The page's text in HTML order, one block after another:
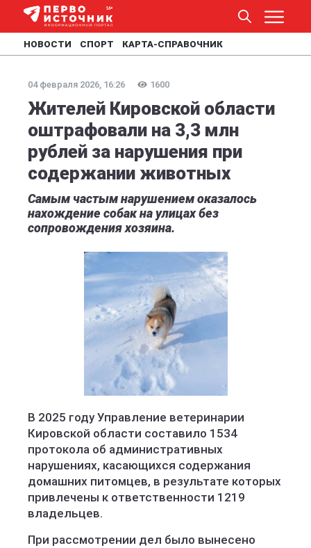
НОВОСТИ СПОРТ КАРТА-СПРАВОЧНИК
04 февраля 2026, 16:26 1600
Жителей Кировской области
оштрафовали на 3,3 млн
рублей за нарушения при
содержании животных
Самым частым нарушением оказалось
нахождение собак на улицах без
сопровождения хозяина.
В 2025 году Управление ветеринарии
Кировской области составило 1534
протокола об административных
нарушениях, касающихся содержания
домашних питомцев, в результате которых
привлечены к ответственности 1219
владельцев.
При рассмотрении дел было вынесено